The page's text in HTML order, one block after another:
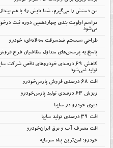
من دستش را می‌گیرم، شما پایش را؛ با هم
مراسم اولویت بندی چهاردهمین دوره ثبت
می‌شود
طراحی «سیستم ضدسرقت سه‌لایه‌ای» خودرو
پاسخ به پرسش‌های متداول متقاضیان طرح
تولید نمی‌شود
افت 68 درصدی فروش پارس‌خودرو
ریزش 63 درصدی تولید پارس‌خودرو
دپوی خودرو در سایپا
افت ۳۹ درصدی تولید سایپا
افت مصرف آب و برق ایران‌خودرو
خودرو؛ امن‌ترین پناه سرمایه